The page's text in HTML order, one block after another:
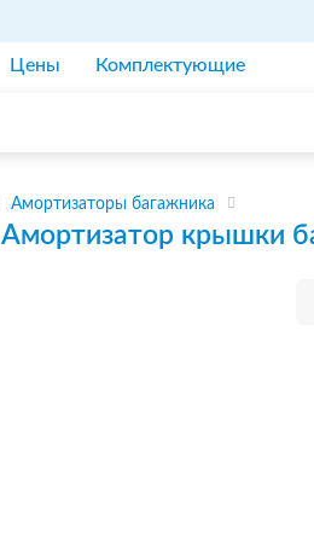
Цены Комплектующие
Амортизаторы багажника
Амортизатор крышки